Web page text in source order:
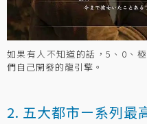
如果有人不知道的話，5、0、
們自己開發的龍引擎。
2. 五大都市ー系列最